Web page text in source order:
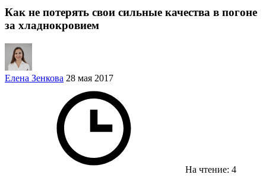
Как не потерять свои сильные качества в погоне
за хладнокровием
Елена Зенкова 28 мая 2017
На чтение: 4